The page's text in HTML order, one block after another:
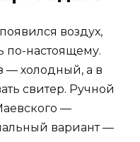
воздух,
по-настоящему.
— холодный, а в
свитер. Ручной
—
вариант —